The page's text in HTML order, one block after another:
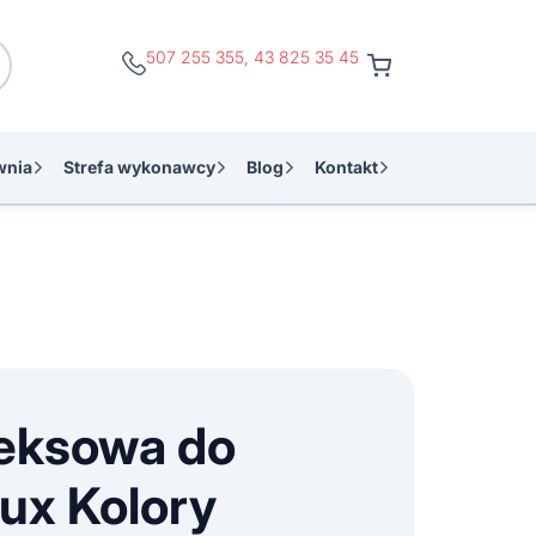
507 255 355 43 825 35 45
Strefa wykonawcy Blog Kontakt
do
Kolory